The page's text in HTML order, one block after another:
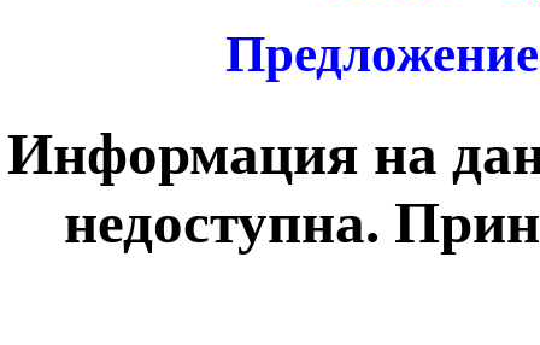
Информация на
недоступна.